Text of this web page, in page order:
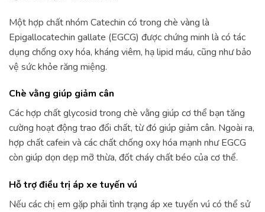
Một hợp chất nhóm Catechin có trong chè vàng là
Epigallocatechin gallate (EGCG) được chứng minh là có tác
dụng chống oxy hóa, kháng viêm, hạ lipid máu, cũng như bảo
vệ sức khỏe răng miệng.
Chè vằng giúp giảm cân
Các hợp chất glycosid trong chè vằng giúp cơ thể bạn tăng
cường hoạt động trao đổi chất, từ đó giúp giảm cân. Ngoài ra,
hợp chất cafein và các chất chống oxy hóa mạnh như EGCG
còn giúp dọn dẹp mỡ thừa, đốt cháy chất béo của cơ thể.
Hỗ trợ điều trị áp xe tuyến vú
Nếu các chị em gặp phải tình trạng áp xe tuyến vú có thể sử